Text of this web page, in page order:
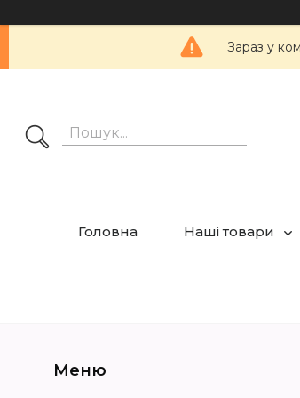
Зараз у
Головна Наші товари